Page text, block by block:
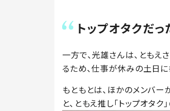
トップオタクだっ
一方で、光雄さんは、とも
るため、仕事が休みの土日
もともとは、ほかのメンバー
と、ともえ推し「トップオタ